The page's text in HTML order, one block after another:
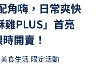
角嗨，日常爽快
雞PLUS」首亮
開賣！
美食生活,限定活動